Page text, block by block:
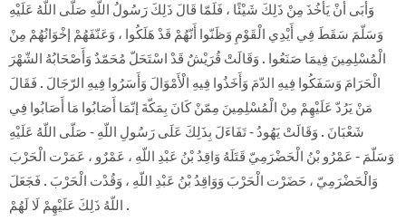
وَأَبَى أَنْ يَأْخُذَ مِنْ ذَلِكَ شَيْئًا ، فَلَمّا قَالَ ذَلِكَ رَسُولُ اللّهِ صَلّى اللّهُ عَلَيْهِ
وَسَلّمَ سَقَطَ فِي أَيْدِي الْقَوْمِ وَظَنّوا أَنّهُمْ قَدْ هَلَكُوا ، وَعَنّفَهُمْ إخْوَانُهُمْ مِنْ
الْمُسْلِمِينَ فِيمَا صَنَعُوا . وَقَالَتْ قُرَيْشٌ قَدْ اسْتَحَلّ مُحَمّدٌ وَأَصْحَابُهُ الشّهْرَ
الْحَرَامَ وَسَفَكُوا فِيهِ الدّمَ وَأَخَذُوا فِيهِ الْأَمْوَالَ وَأَسَرُوا فِيهِ الرّجَالَ . فَقَالَ
مَنْ يَرُدّ عَلَيْهِمْ مِنْ الْمُسْلِمِينَ مِمّنْ كَانَ بِمَكّةَ إنّمَا أَصَابُوا مَا أَصَابُوا فِي
شَعْبَانَ . وَقَالَتْ يَهُودُ - تَفَاءَلَ بِذَلِكَ عَلَى رَسُولِ اللّهِ - صَلّى اللّهُ عَلَيْهِ
وَسَلّمَ - عَمْرُو بْنُ الْحَضْرَمِيّ قَتَلَهُ وَاقِدُ بْنُ عَبْدِ اللّهِ ، عَمْرٌو ، عَمَرْت الْحَرْبَ
وَالْحَضْرَمِيّ ، حَضَرْت الْحَرْبَ وَوَاقِدُ بْنُ عَبْدِ اللّهِ ، وَقُدْت الْحَرْبَ . فَجَعَلَ
اللّهُ ذَلِكَ عَلَيْهِمْ لَا لَهُمْ .